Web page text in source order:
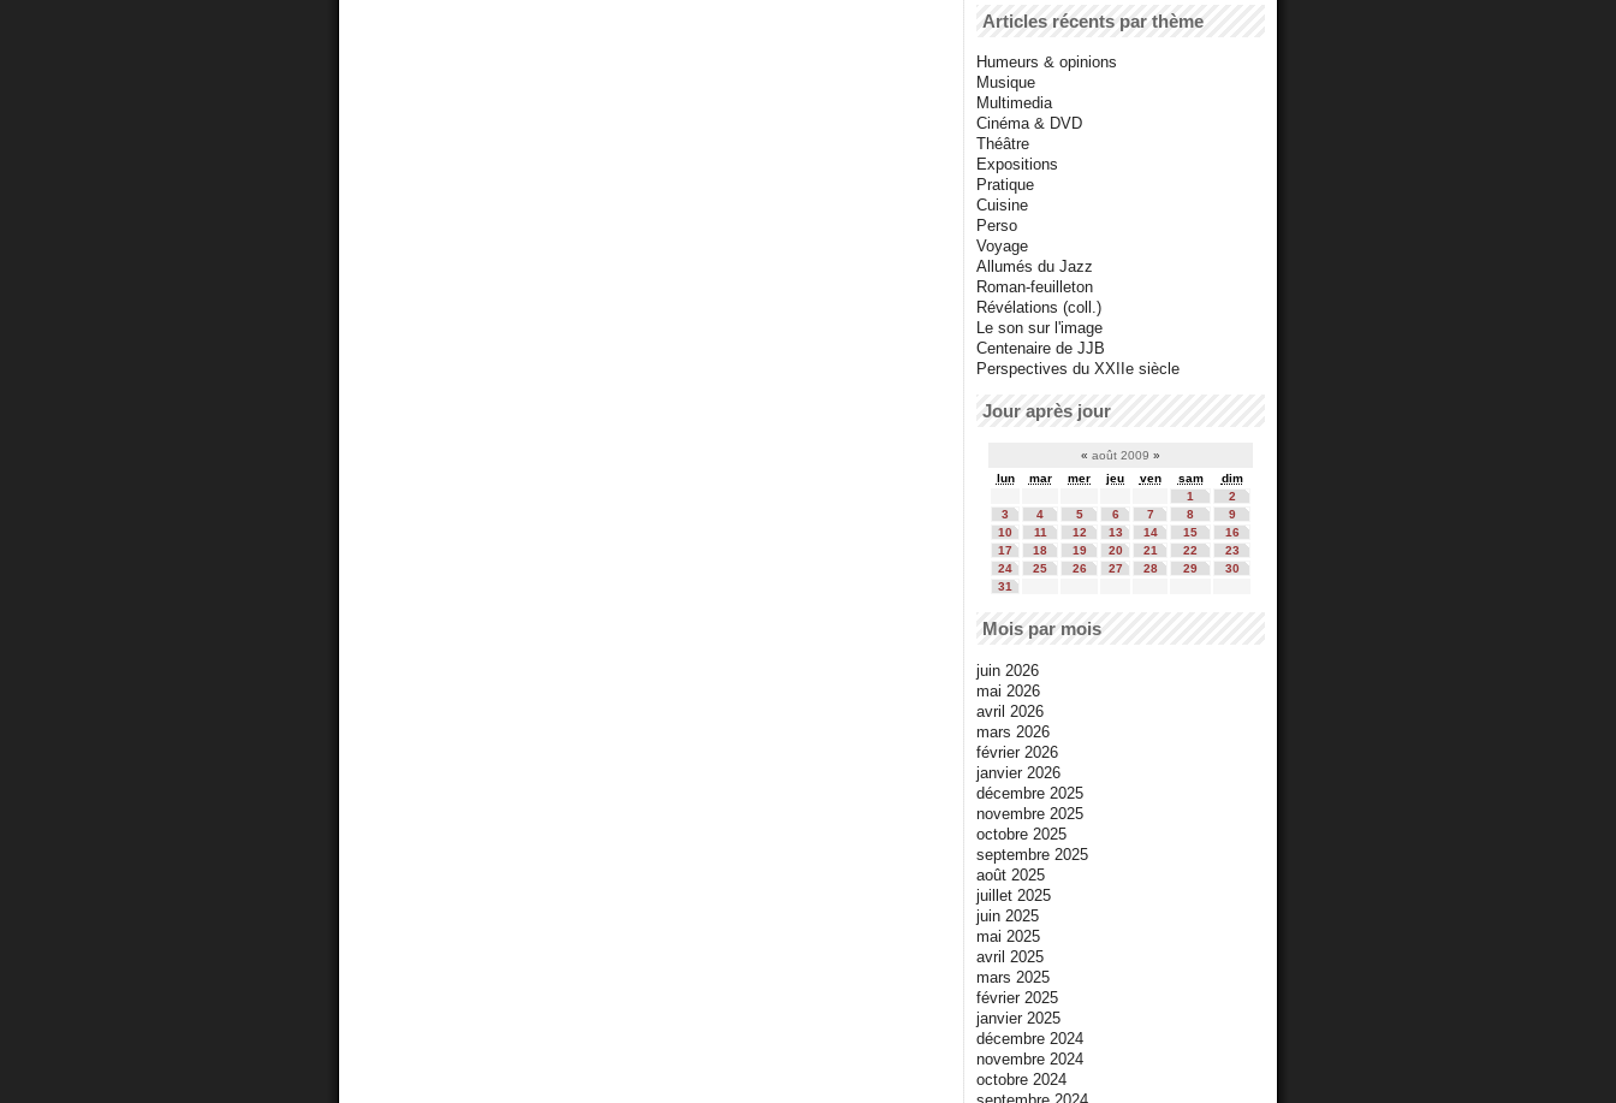
Articles récents par thème
Humeurs & opinions
Musique
Multimedia
Cinéma & DVD
Théâtre
Expositions
Pratique
Cuisine
Perso
Voyage
Allumés du Jazz
Roman-feuilleton
Révélations (coll.)
Le son sur l'image
Centenaire de JJB
Perspectives du XXIIe siècle
Jour après jour
« août 2009 »
lun
mar mer jeu ven sam
dim
1
2
3
4 5 6 7 8
9
10
11 12 13 14 15
16
17
18 19 20 21 22
23
24
25 26 27 28 29
30
31
Mois par mois
juin 2026
mai 2026
avril 2026
mars 2026
février 2026
janvier 2026
décembre 2025
novembre 2025
octobre 2025
septembre 2025
août 2025
juillet 2025
juin 2025
mai 2025
avril 2025
mars 2025
février 2025
janvier 2025
décembre 2024
novembre 2024
octobre 2024